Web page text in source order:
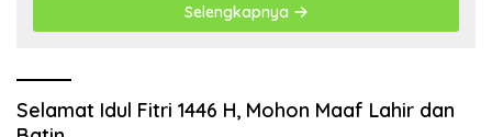
Selengkapnya
Selamat Idul Fitri 1446 H, Mohon Maaf Lahir dan